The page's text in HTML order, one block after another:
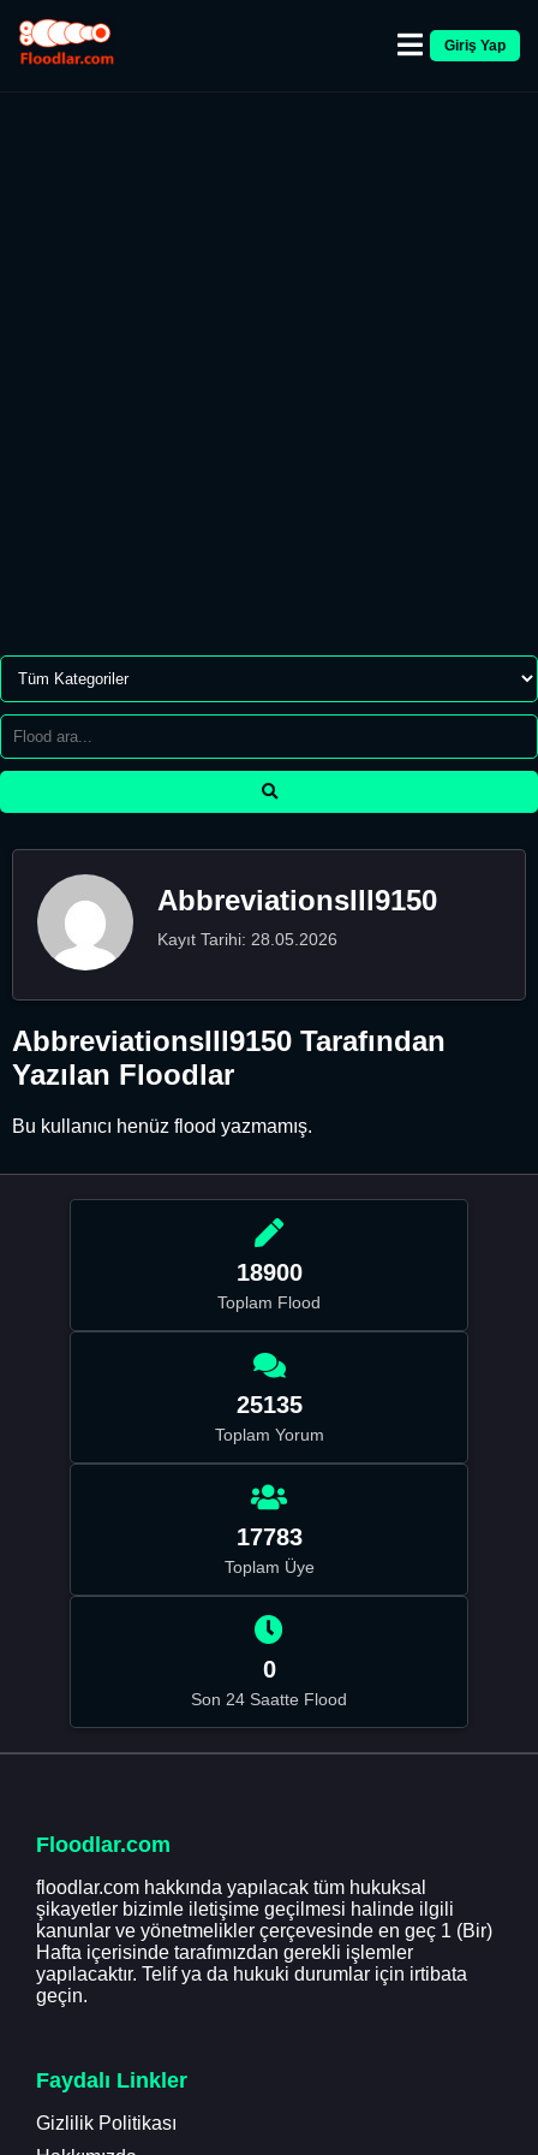
Giriş Yap
AbbreviationsIll9150
Kayıt Tarihi: 28.05.2026
AbbreviationsIll9150 Tarafından
Yazılan Floodlar
Bu kullanıcı henüz flood yazmamış.
18900
Toplam Flood
25135
Toplam Yorum
17783
Toplam Üye
0
Son 24 Saatte Flood
Floodlar.com
floodlar.com hakkında yapılacak tüm hukuksal
şikayetler bizimle iletişime geçilmesi halinde ilgili
kanunlar ve yönetmelikler çerçevesinde en geç 1 (Bir)
Hafta içerisinde tarafımızdan gerekli işlemler
yapılacaktır. Telif ya da hukuki durumlar için irtibata
geçin.
Faydalı Linkler
Gizlilik Politikası